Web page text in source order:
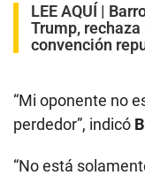
LEE AQUÍ |
Trump,
convención
“Mi oponente no
perdedor”, indicó
“No está